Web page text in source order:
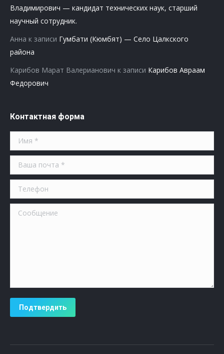
Владимирович — кандидат технических наук, старший
научный сотрудник.
Анна к записи Гумбати (Кюмбят) — Село Цалкского
района
Карибов Марат Валерианович к записи Карибов Авраам
Федорович
Контактная форма
Имя *
Ваша почта *
Телефон
Сообщение
Подтвердить